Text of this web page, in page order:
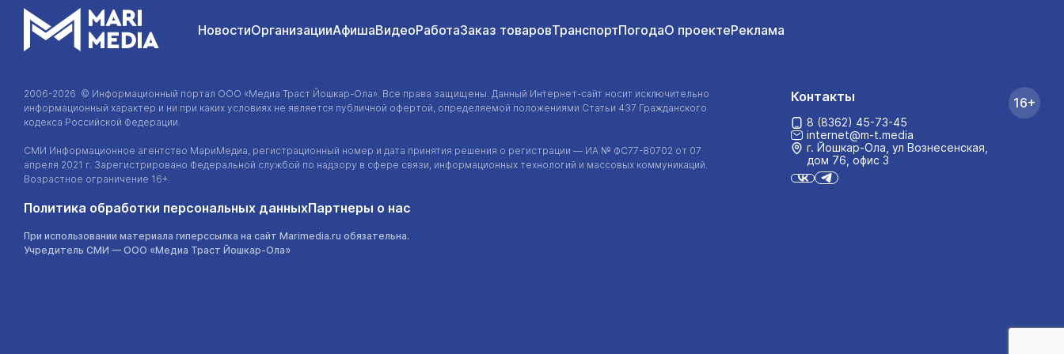
НовостиОрганизацииАфишаВидеоРаботаЗаказ товаровТранспортПогодаО проектеРеклама
2006-2026 © Информационный портал ООО «Медиа Траст Йошкар-Ола». Все права защищены. Данный Интернет-сайт носит исключительно
информационный характер и ни при каких условиях не является публичной офертой, определяемой положениями Статьи 437 Гражданского
кодекса Российской Федерации.
СМИ Информационное агентство МариМедиа, регистрационный номер и дата принятия решения о регистрации — ИА № ФС77-80702 от 07
апреля 2021 г. Зарегистрировано Федеральной службой по надзору в сфере связи, информационных технологий и массовых коммуникаций.
Возрастное ограничение 16+.
Политика обработки персональных данныхПартнеры о нас
При использовании материала гиперссылка на сайт Marimedia.ru обязательна.
Учредитель СМИ — ООО «Медиа Траст Йошкар-Ола»
Контакты
8 (8362) 45-73-45
internet@m-t.media
г. Йошкар‑Ола, ул Вознесенская,
дом 76, офис 3
16+